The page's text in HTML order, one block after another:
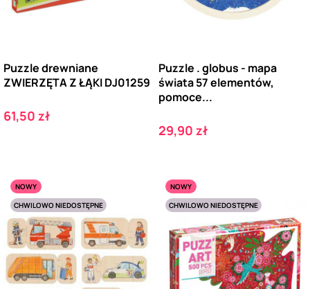
Puzzle drewniane
ZWIERZĘTA Z ŁĄKI DJ01259
Cena
61,50 zł
Puzzle . globus - mapa
świata 57 elementów,
pomoce...
Cena
29,90 zł
NOWY
CHWILOWO NIEDOSTĘPNE
NOWY
CHWILOWO NIEDOSTĘPNE